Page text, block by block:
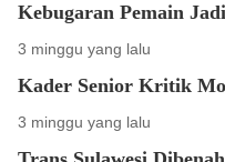
Kebugaran Pemain
3 minggu yang lalu
Kader Senior Kritik
3 minggu yang lalu